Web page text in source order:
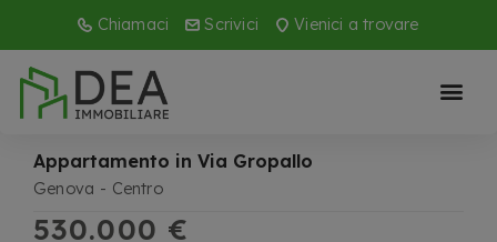
Chiamaci Scrivici Vienici a trovare
Appartamento in Via Gropallo
Genova Centro
530.000 €